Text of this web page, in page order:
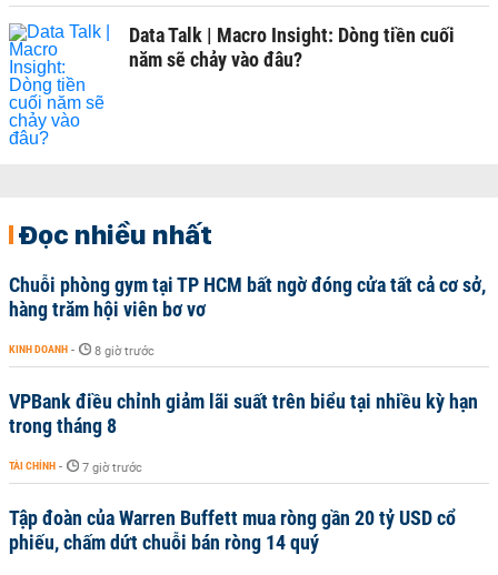
Data Talk | Macro Insight: Dòng tiền cuối
năm sẽ chảy vào đâu?
Đọc nhiều nhất
Chuỗi phòng gym tại TP HCM bất ngờ đóng cửa tất cả cơ sở,
hàng trăm hội viên bơ vơ
KINH DOANH - 8 giờ trước
VPBank điều chỉnh giảm lãi suất trên biểu tại nhiều kỳ hạn
trong tháng 8
TÀI CHÍNH - 7 giờ trước
Tập đoàn của Warren Buffett mua ròng gần 20 tỷ USD cổ
phiếu, chấm dứt chuỗi bán ròng 14 quý